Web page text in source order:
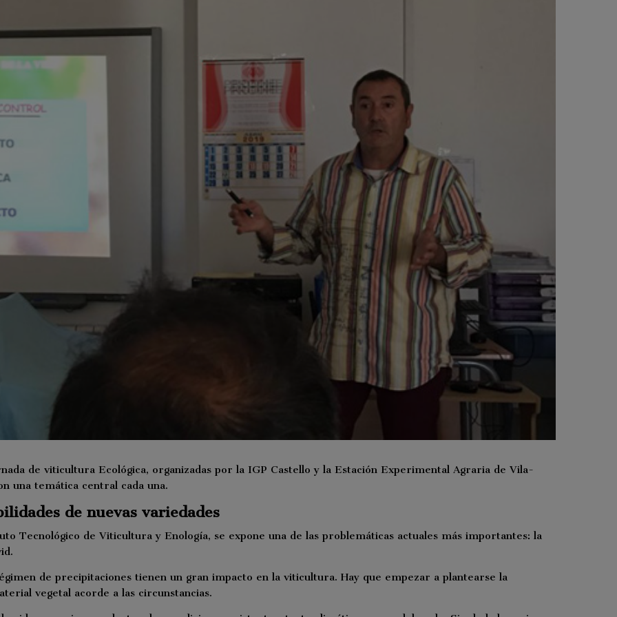
de viticultura Ecológica, organizadas por la IGP Castello y la Estación Experimental Agraria de Vila-
una temática central cada una.
de nuevas variedades
Tecnológico de Viticultura y Enología, se expone una de las problemáticas actuales más importantes: la
de precipitaciones tienen un gran impacto en la viticultura. Hay que empezar a plantearse la
vegetal acorde a las circunstancias.